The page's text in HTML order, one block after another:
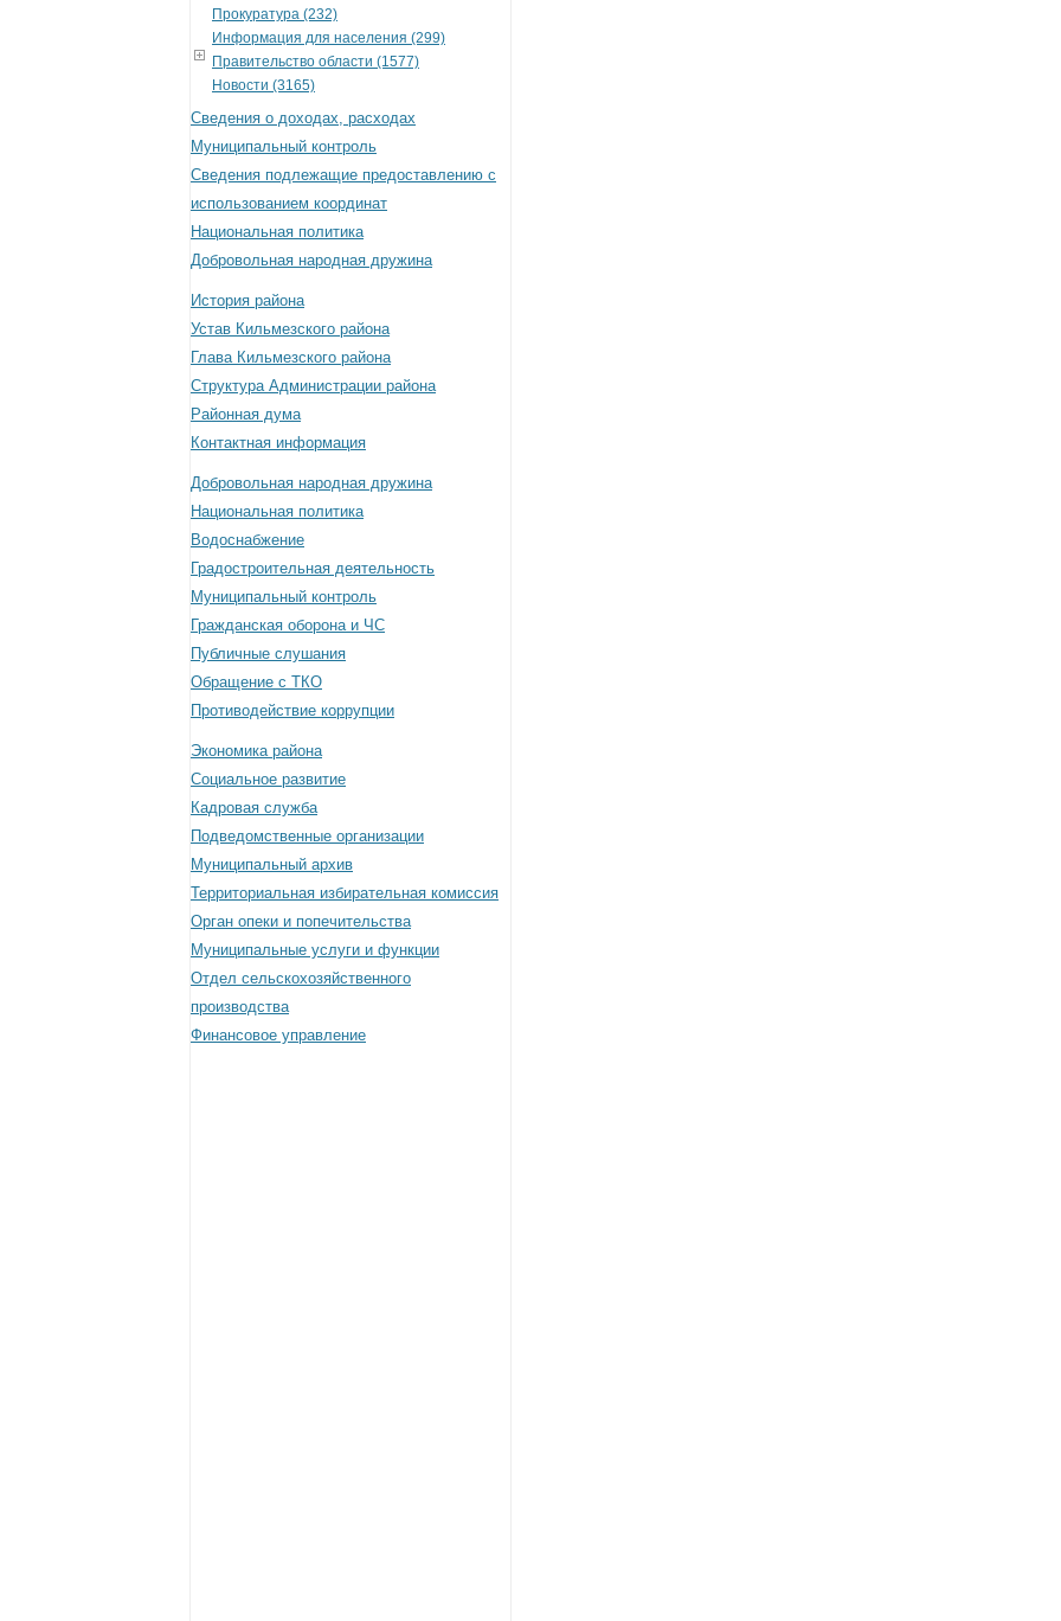
Прокуратура (232)
Информация для населения (299)
Правительство области (1577)
Новости (3165)
Сведения о доходах, расходах
Муниципальный контроль
Сведения подлежащие предоставлению с
использованием координат
Национальная политика
Добровольная народная дружина
История района
Устав Кильмезского района
Глава Кильмезского района
Структура Администрации района
Районная дума
Контактная информация
Добровольная народная дружина
Национальная политика
Водоснабжение
Градостроительная деятельность
Муниципальный контроль
Гражданская оборона и ЧС
Публичные слушания
Обращение с ТКО
Противодействие коррупции
Экономика района
Социальное развитие
Кадровая служба
Подведомственные организации
Муниципальный архив
Территориальная избирательная комиссия
Орган опеки и попечительства
Муниципальные услуги и функции
Отдел сельскохозяйственного
производства
Финансовое управление